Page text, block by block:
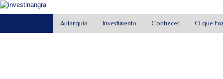
Autarquia Investimento Conhecer O que